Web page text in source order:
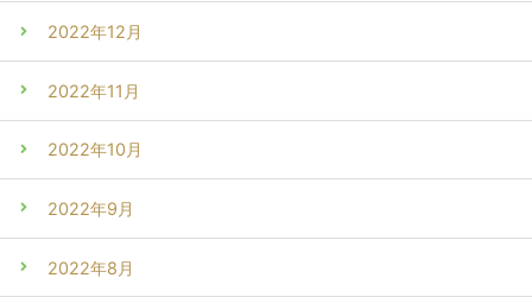
2022年12月
2022年11月
2022年10月
2022年9月
2022年8月